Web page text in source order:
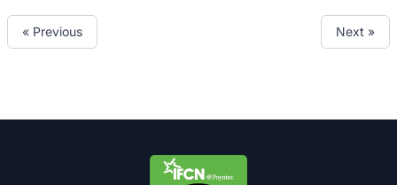
« Previous Next »